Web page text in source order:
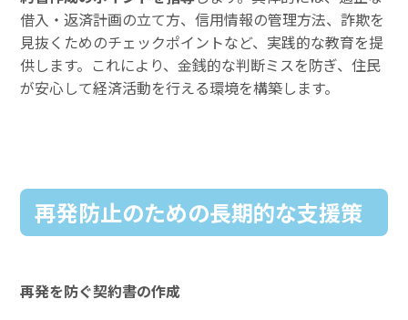
借入・返済計画の立て方、信用情報の管理方法、詐欺を
見抜くためのチェックポイントなど、実践的な教育を提
供します。これにより、金銭的な判断ミスを防ぎ、住民
が安心して経済活動を行える環境を構築します。
再発防止のための長期的な支援策
再発を防ぐ契約書の作成